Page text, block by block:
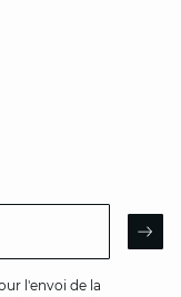
l'envoi de la